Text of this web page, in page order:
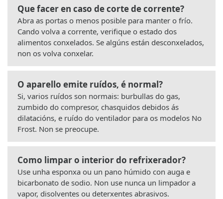
Que facer en caso de corte de corrente?
Abra as portas o menos posible para manter o frío.
Cando volva a corrente, verifique o estado dos
alimentos conxelados. Se algúns están desconxelados,
non os volva conxelar.
O aparello emite ruídos, é normal?
Si, varios ruídos son normais: burbullas do gas,
zumbido do compresor, chasquidos debidos ás
dilatacións, e ruído do ventilador para os modelos No
Frost. Non se preocupe.
Como limpar o interior do refrixerador?
Use unha esponxa ou un pano húmido con auga e
bicarbonato de sodio. Non use nunca un limpador a
vapor, disolventes ou deterxentes abrasivos.